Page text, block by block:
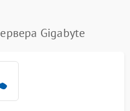
Gigabyte